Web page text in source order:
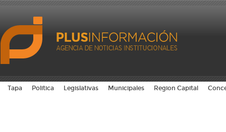
Tapa Politica Legislativas Municipales Region Capital